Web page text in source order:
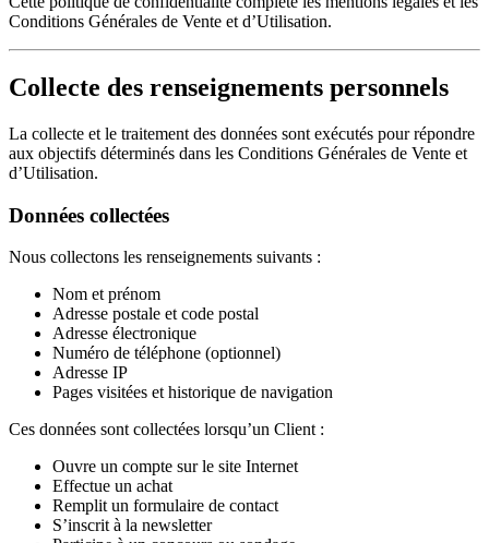
Conditions Générales de Vente et d’Utilisation.
Collecte des renseignements personnels
La collecte et le traitement des données sont exécutés pour répondre
aux objectifs déterminés dans les Conditions Générales de Vente et
d’Utilisation.
Données collectées
Nous collectons les renseignements suivants :
Nom et prénom
Adresse postale et code postal
Adresse électronique
Numéro de téléphone (optionnel)
Adresse IP
Pages visitées et historique de navigation
Ces données sont collectées lorsqu’un Client :
Ouvre un compte sur le site Internet
Effectue un achat
Remplit un formulaire de contact
S’inscrit à la newsletter